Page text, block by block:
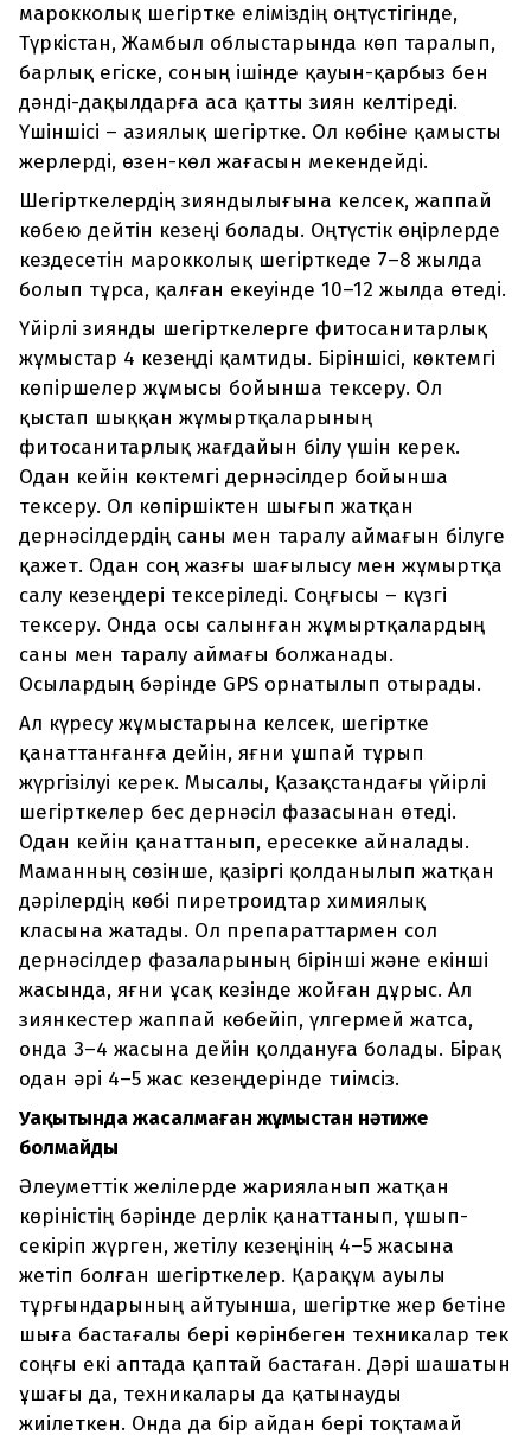
марокколық шегіртке еліміздің оңтүстігінде,
Түркістан, Жамбыл облыстарында көп таралып,
барлық егіске, соның ішінде қауын-қарбыз бен
дәнді-дақылдарға аса қатты зиян келтіреді.
Үшіншісі – азиялық шегіртке. Ол көбіне қамысты
жерлерді, өзен-көл жағасын мекендейді.
Шегірткелердің зияндылығына келсек, жаппай
көбею дейтін кезеңі болады. Оңтүстік өңірлерде
кездесетін марокколық шегірткеде 7–8 жылда
болып тұрса, қалған екеуінде 10–12 жылда өтеді.
Үйірлі зиянды шегірткелерге фитосанитарлық
жұмыстар 4 кезеңді қамтиды. Біріншісі, көктемгі
көпіршелер жұмысы бойынша тексеру. Ол
қыстап шыққан жұмыртқаларының
фитосанитарлық жағдайын білу үшін керек.
Одан кейін көктемгі дернәсілдер бойынша
тексеру. Ол көпіршіктен шығып жатқан
дернәсілдердің саны мен таралу аймағын білуге
қажет. Одан соң жазғы шағылысу мен жұмыртқа
салу кезеңдері тексеріледі. Соңғысы – күзгі
тексеру. Онда осы салынған жұмыртқалардың
саны мен таралу аймағы болжанады.
Осылардың бәрінде GPS орнатылып отырады.
Ал күресу жұмыстарына келсек, шегіртке
қанаттанғанға дейін, яғни ұшпай тұрып
жүргізілуі керек. Мысалы, Қазақстандағы үйірлі
шегірткелер бес дернәсіл фазасынан өтеді.
Одан кейін қанаттанып, ересекке айналады.
Маманның сөзінше, қазіргі қолданылып жатқан
дәрілердің көбі пиретроидтар химиялық
класына жатады. Ол препараттармен сол
дернәсілдер фазаларының бірінші және екінші
жасында, яғни ұсақ кезінде жойған дұрыс. Ал
зиянкестер жаппай көбейіп, үлгермей жатса,
онда 3–4 жасына дейін қолдануға болады. Бірақ
одан әрі 4–5 жас кезеңдерінде тиімсіз.
Уақытында жасалмаған жұмыстан нәтиже
болмайды
Әлеуметтік желілерде жарияланып жатқан
көріністің бәрінде дерлік қанаттанып, ұшып-
секіріп жүрген, жетілу кезеңінің 4–5 жасына
жетіп болған шегірткелер. Қарақұм ауылы
тұрғындарының айтуынша, шегіртке жер бетіне
шыға бастағалы бері көрінбеген техникалар тек
соңғы екі аптада қаптай бастаған. Дәрі шашатын
ұшағы да, техникалары да қатынауды
жиілеткен. Онда да бір айдан бері тоқтамай